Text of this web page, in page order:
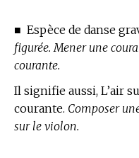
■ Espèce de danse
figurée. Mener une
courante.
Il signifie aussi, L’air
courante. Composer
sur le violon.